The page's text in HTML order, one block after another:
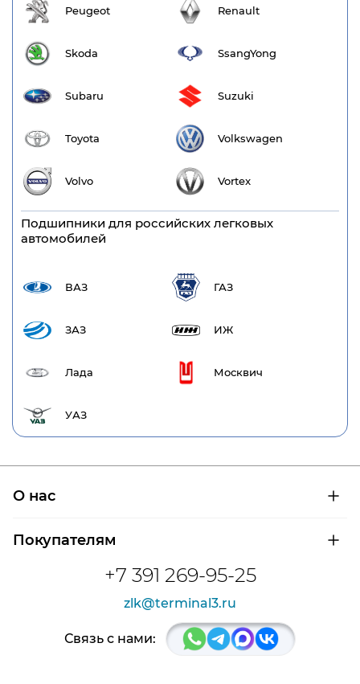
Peugeot Renault
Skoda SsangYong
Subaru Suzuki
Toyota Volkswagen
Volvo Vortex
Подшипники для российских легковых
автомобилей
ВАЗ ГАЗ
ЗАЗ ИЖ
Лада Москвич
УАЗ
+7 391 269-95-25
zlk@terminal3.ru
О нас
Сертификаты на продукцию
Покупателям
Доставка и оплата
Расшифровка маркировки подшипников
Связь с нами: